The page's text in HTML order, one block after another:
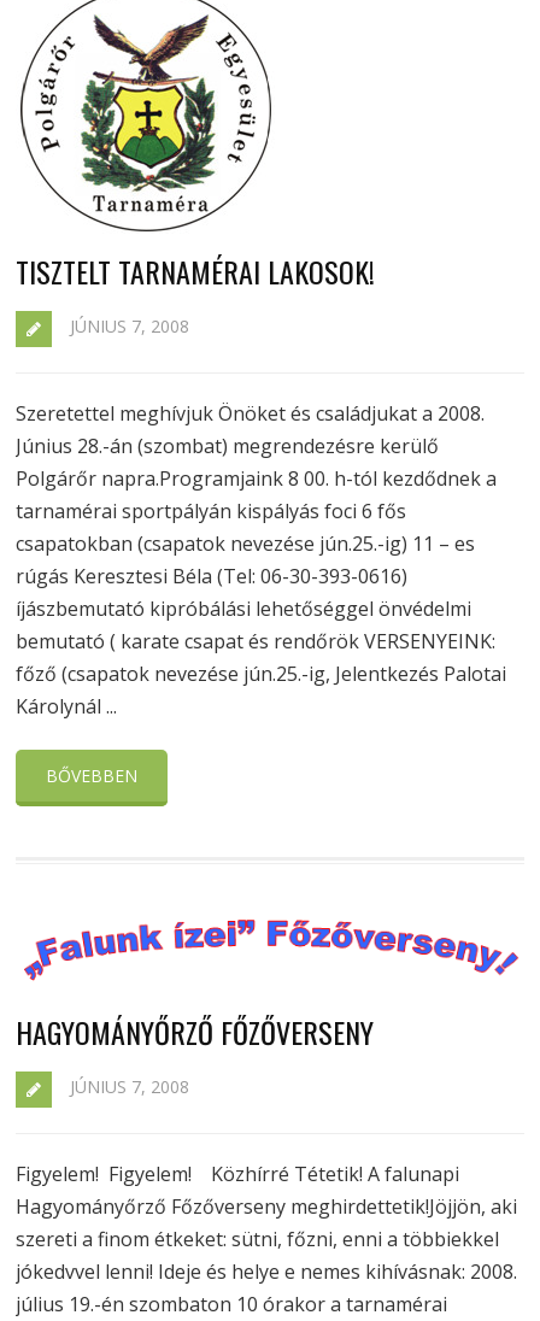
TISZTELT TARNAMÉRAI LAKOSOK!
JÚNIUS 7, 2008
Szeretettel meghívjuk Önöket és családjukat a 2008.
Június 28.-án (szombat) megrendezésre kerülő
Polgárőr napra.Programjaink 8 00. h-tól kezdődnek a
tarnamérai sportpályán kispályás foci 6 fős
csapatokban (csapatok nevezése jún.25.-ig) 11 – es
rúgás Keresztesi Béla (Tel: 06-30-393-0616)
íjászbemutató kipróbálási lehetőséggel önvédelmi
bemutató ( karate csapat és rendőrök VERSENYEINK:
főző (csapatok nevezése jún.25.-ig, Jelentkezés Palotai
Károlynál ...
BŐVEBBEN
HAGYOMÁNYŐRZŐ FŐZŐVERSENY
JÚNIUS 7, 2008
Figyelem! Figyelem! Közhírré Tétetik! A falunapi
Hagyományőrző Főzőverseny meghirdettetik!Jöjjön, aki
szereti a finom étkeket: sütni, főzni, enni a többiekkel
jókedvvel lenni! Ideje és helye e nemes kihívásnak: 2008.
július 19.-én szombaton 10 órakor a tarnamérai